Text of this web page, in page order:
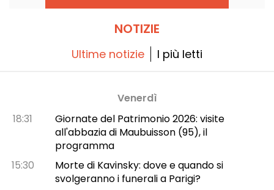
diciamo tutto!
NOTIZIE
Ultime notizie I più letti
Venerdì
18:31
Giornate del Patrimonio 2026: visite
all'abbazia di Maubuisson (95), il
programma
15:30
Morte di Kavinsky: dove e quando si
svolgeranno i funerali a Parigi?